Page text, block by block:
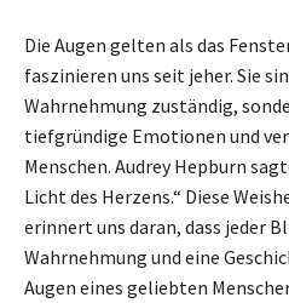
Die Augen gelten als das
faszinieren uns seit jeher. Sie
Wahrnehmung zuständig,
tiefgründige Emotionen und
Menschen. Audrey Hepburn
Licht des Herzens.“ Diese
erinnert uns daran, dass jeder
Wahrnehmung und eine
Augen eines geliebten